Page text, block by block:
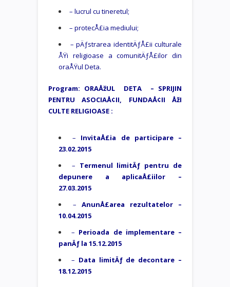
– lucrul cu tineretul;
– protecÅ£ia mediului;
– pÄƒstrarea identitÄƒÅ£ii culturale
ÅŸi religioase a comunitÄƒÅ£ilor din
oraÅŸul Deta.
Program: ORAÅžUL DETA – SPRIJIN
PENTRU ASOCIAÅ¢II, FUNDAÅ¢II ÅžI
CULTE RELIGIOASE :
– InvitaÅ£ia de participare –
23.02.2015
– Termenul limitÄƒ pentru de
depunere a aplicaÅ£iilor –
27.03.2015
– AnunÅ£area rezultatelor –
10.04.2015
– Perioada de implementare –
panÄƒ la 15.12.2015
– Data limitÄƒ de decontare –
18.12.2015